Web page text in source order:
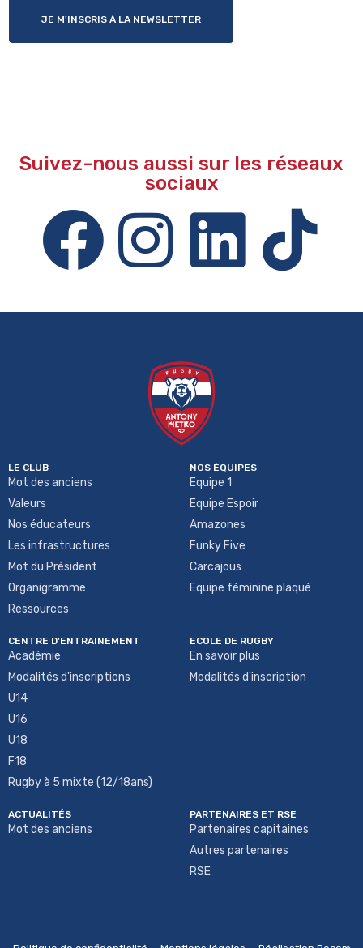
JE M'INSCRIS À LA NEWSLETTER
Suivez-nous aussi sur les réseaux
sociaux
LE CLUB
Mot des anciens
Valeurs
Nos éducateurs
Les infrastructures
Mot du Président
Organigramme
Ressources
NOS ÉQUIPES
Equipe 1
Equipe Espoir
Amazones
Funky Five
Carcajous
Equipe féminine plaqué
CENTRE D'ENTRAINEMENT
Académie
Modalités d'inscriptions
U14
U16
U18
F18
Rugby à 5 mixte (12/18ans)
ECOLE DE RUGBY
En savoir plus
Modalités d'inscription
ACTUALITÉS
Mot des anciens
PARTENAIRES ET RSE
Partenaires capitaines
Autres partenaires
RSE